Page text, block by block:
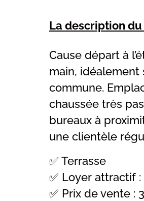
La description
Cause départ à
main,
commune.
chaussée très
bureaux à
une clientèle
✅ Terrasse
✅ Loyer attractif
✅ Prix de vente :